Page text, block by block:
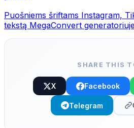
Puošniems šriftams Instagram,
tekstą MegaConvert
SHARE THIS
X Facebook
Telegram